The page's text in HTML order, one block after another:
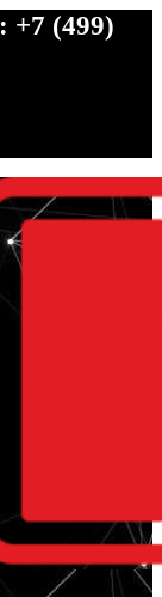
+7 (499)